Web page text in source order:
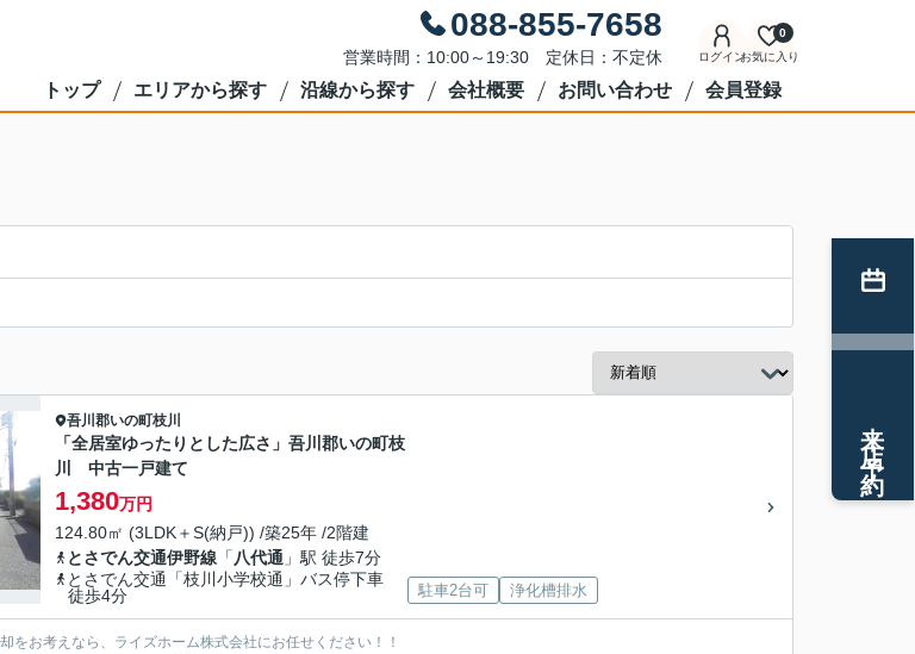
088-855-7658
営業時間：10:00～19:30 定休日：不定休 ログインお気に入り
0
トップ エリアから探す 沿線から探す 会社概要 お問い合わせ 会員登録
吾川郡いの町枝川
「全居室ゆったりとした広さ」吾川郡いの町枝
川 中古一戸建て
1,380万円
124.80㎡ (3LDK＋S(納戸)) /築25年 /2階建
とさでん交通伊野線 「 八代通 」駅 徒歩7分
とさでん交通「枝川小学校通」バス停下車
徒歩4分
駐車2台可 浄化槽排水
をお考えなら、ライズホーム株式会社にお任せください！！
来店予約